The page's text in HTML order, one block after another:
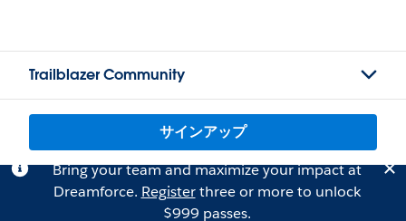
Trailblazer Community
サインアップ
Bring your team and maximize your impact at
Dreamforce. Registerthree or more to unlock
$999 passes.